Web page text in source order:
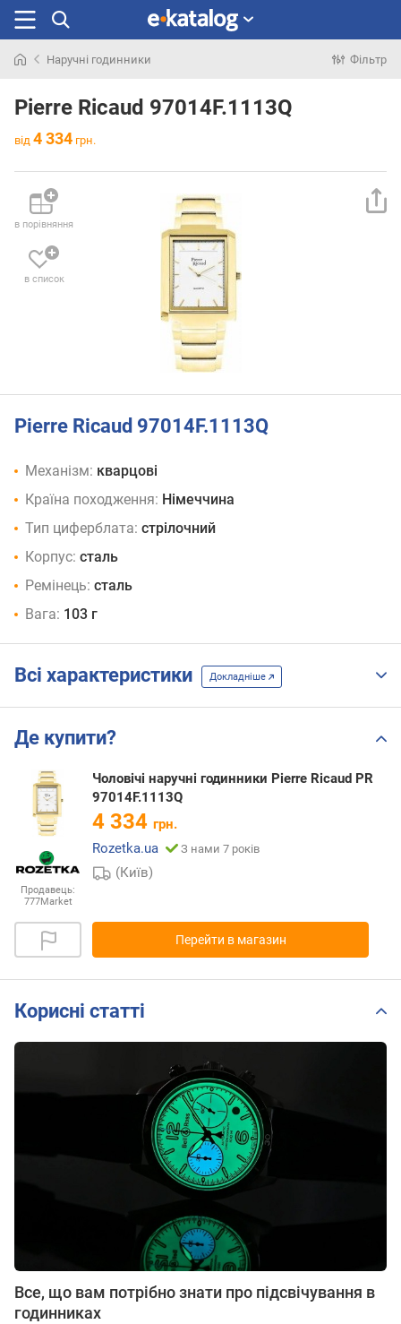
раніше
Наручні годинники Фільтр
Pierre Ricaud 97014F.1113Q
від 4 334 грн.
в порівняння
в список
Pierre Ricaud 97014F.1113Q
Механізм: кварцові
Країна походження: Німеччина
Тип циферблата: стрілочний
Корпус: сталь
Ремінець: сталь
Вага: 103 г
Всі характеристики Докладніше
Де купити?
Продавець:
777Market
Чоловічі наручні годинники Pierre Ricaud PR
97014F.1113Q
4 334 грн.
Rozetka.ua
З нами 7 років
(Київ)
Перейти в магазин
Корисні статті
Все, що вам потрібно знати про підсвічування в
годинниках